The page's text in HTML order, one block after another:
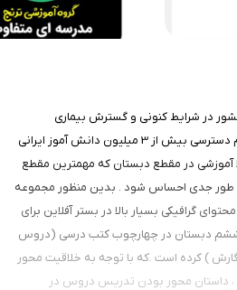
در شرایط کنونی و گسترش بیماری
منحوس کرونا ، و همین طور عدم دسترسی بیش از 3 میلیون دانش آموز ایرانی
آموزشی در مقطع دبستان که مهمترین مقطع
طور جدی احساس شود . بدین منظور مجموعه
گرافیکی بسیار بالا در بستر آفلاین برای
ششم دبستان در چهارچوب کتب درسی (دروس
) کرده است .که با توجه به خلاقیت محور
داستان محور بودن تدریس دروس در